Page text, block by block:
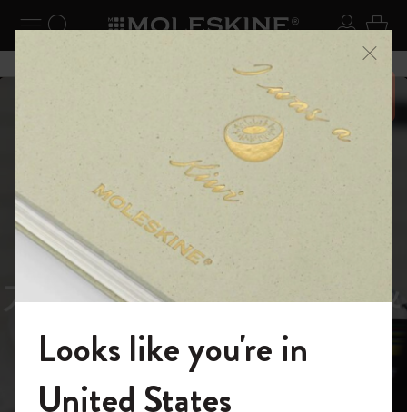
ナビゲーションの切替 ログ
検索 (キーワードなど) カ
6,500円以上のご購入で送料無料 メニ
ーを閉じる
あるページから始まる物語
Reframe
Sunglasses（リフレー
ム サングラス）
スライド表示0
スライド表示1
スライド表示4
スライド表示5
モレスキンの世界へようこそ
Looks like you're in
United States